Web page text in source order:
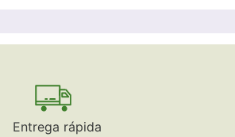
Entrega rápida